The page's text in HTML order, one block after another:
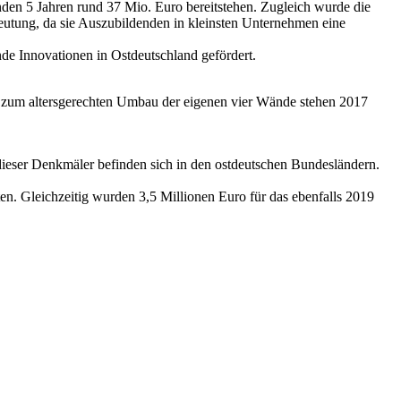
5 Jahren rund 37 Mio. Euro bereitstehen. Zugleich wurde die
da sie Auszubildenden in kleinsten Unternehmen eine
Innovationen in Ostdeutschland gefördert.
altersgerechten Umbau der eigenen vier Wände stehen 2017
Denkmäler befinden sich in den ostdeutschen Bundesländern.
Gleichzeitig wurden 3,5 Millionen Euro für das ebenfalls 2019